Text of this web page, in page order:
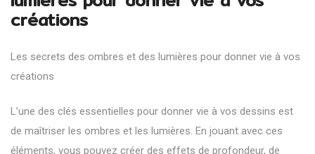
créations
Les secrets des ombres et des lumières pour donner vie à vos
créations
L’une des clés essentielles pour donner vie à vos dessins est
de maîtriser les ombres et les lumières. En jouant avec ces
éléments, vous pouvez créer des effets de profondeur, de